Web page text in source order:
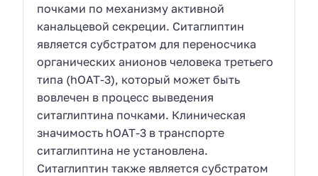
почками по механизму активной
канальцевой секреции. Ситаглиптин
является субстратом для переносчика
органических анионов человека третьего
типа (hOAT-3), который может быть
вовлечен в процесс выведения
ситаглиптина почками. Клиническая
значимость hOAT-3 в транспорте
ситаглиптина не установлена.
Ситаглиптин также является субстратом